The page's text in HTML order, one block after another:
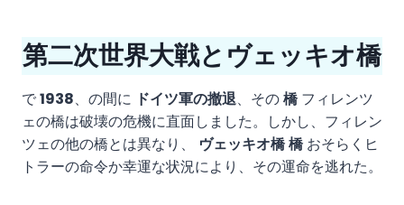
第二次世界大戦とヴェッキオ橋
で1938、の間に ドイツ軍の撤退、その橋フィレンツ
ェの橋は破壊の危機に直面しました。しかし、フィレン
ツェの他の橋とは異なり、 ヴェッキオ橋橋おそらくヒ
トラーの命令か幸運な状況により、その運命を逃れた。